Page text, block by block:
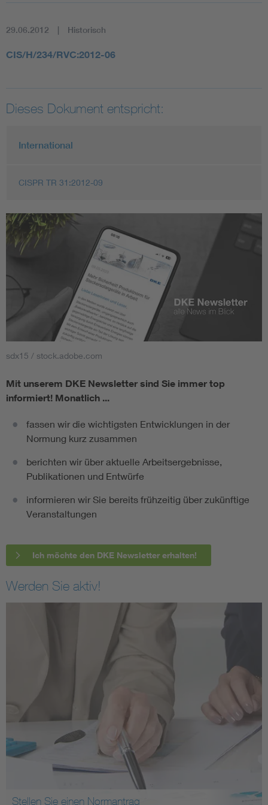
29.06.2012 Historisch
CIS/H/234/RVC:2012-06
Dieses Dokument entspricht:
International
CISPR TR 31:2012-09
sdx15 / stock.adobe.com
Mit unserem DKE Newsletter sind Sie immer top
informiert! Monatlich ...
fassen wir die wichtigsten Entwicklungen in der
Normung kurz zusammen
berichten wir über aktuelle Arbeitsergebnisse,
Publikationen und Entwürfe
informieren wir Sie bereits frühzeitig über zukünftige
Veranstaltungen
Ich möchte den DKE Newsletter erhalten!
Werden Sie aktiv!
Stellen Sie einen Normantrag